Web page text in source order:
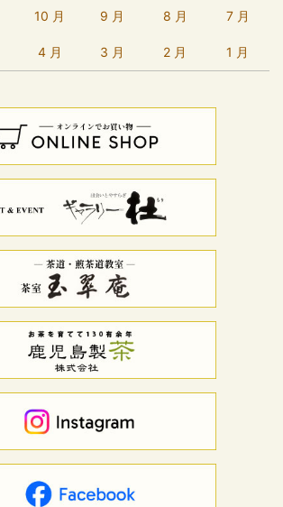
10 月 9 月 8 月 7 月
4 月 3 月 2 月 1 月